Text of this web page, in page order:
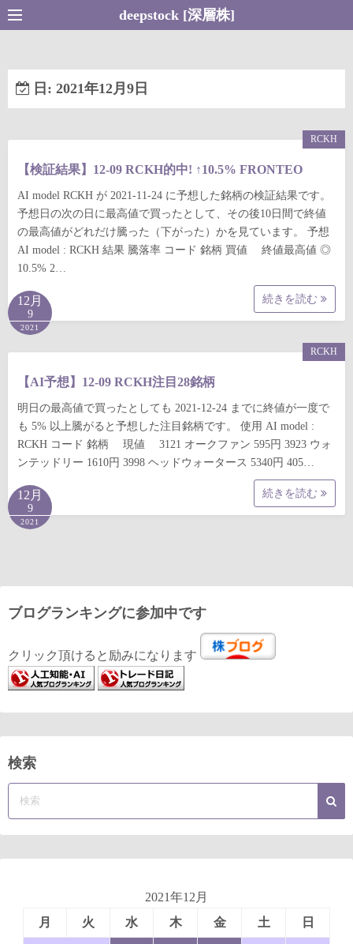
コ
ン
ン
へ
deepstock [深層株]
日: 2021年12月9日
【検証結果】12-09 RCKH的中! ↑10.5% FRONTEO
AI model RCKH が 2021-11-24 に予想した銘柄の検証結果です。
予想日の次の日に最高値で買ったとして、その後10日間で終値
の最高値がどれだけ騰った（下がった）かを見ています。 予想
AI model : RCKH 結果 騰落率 コード 銘柄 買値 終値最高値 ◎
10.5% 2…
続きを読む
RCKH
12月
9
2021
【AI予想】12-09 RCKH注目28銘柄
明日の最高値で買ったとしても 2021-12-24 までに終値が一度で
も 5% 以上騰がると予想した注目銘柄です。 使用 AI model :
RCKH コード 銘柄 現値 3121 オークファン 595円 3923 ウォ
ンテッドリー 1610円 3998 ヘッドウォータース 5340円 405…
続きを読む
RCKH
12月
9
2021
ブログランキングに参加中です
クリック頂けると励みになります
検索
2021年12月
月
火 水 木 金 土 日